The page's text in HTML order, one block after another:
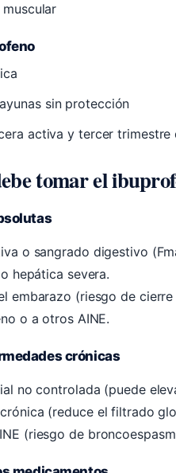
sin protección
activa y tercer trimestre
tomar el
o sangrado digestivo
hepática severa.
embarazo (riesgo de
o a otros AINE.
crónicas
no controlada (puede
(reduce el filtrado
(riesgo de